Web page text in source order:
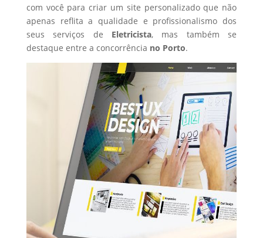
com você para criar um site personalizado que não
apenas reflita a qualidade e profissionalismo dos
seus serviços de Eletricista, mas também se
destaque entre a concorrência no Porto.